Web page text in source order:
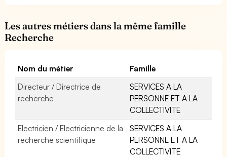
Les autres métiers dans la même famille
Recherche
Nom du métier
Famille
Directeur / Directrice de
recherche
SERVICES A LA
PERSONNE ET A LA
COLLECTIVITE
Electricien / Electricienne de la
recherche scientifique
SERVICES A LA
PERSONNE ET A LA
COLLECTIVITE